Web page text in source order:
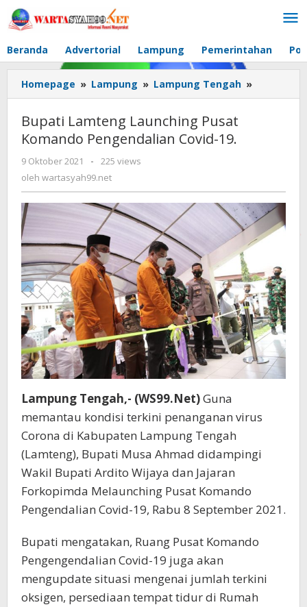
Lewati
ke
Beranda
Advertorial Lampung Pemerintahan
Homepage » Lampung » Lampung Tengah »
Lamteng
Bupati Lamteng Launching Pusat
Komando Pengendalian Covid-19.
9 Oktober 2021
oleh
wartasyah99.net
-
225 views
oleh wartasyah99.net
Lampung Tengah,- (WS99.Net)Guna
memantau kondisi terkini penanganan virus
Corona di Kabupaten Lampung Tengah
(Lamteng), Bupati Musa Ahmad didampingi
Wakil Bupati Ardito Wijaya dan Jajaran
Forkopimda Melaunching Pusat Komando
Pengendalian Covid-19, Rabu 8 September 2021.
Bupati mengatakan, Ruang Pusat Komando
Pengengendalian Covid-19 juga akan
mengupdate situasi mengenai jumlah terkini
oksigen, persediaan tempat tidur di Rumah